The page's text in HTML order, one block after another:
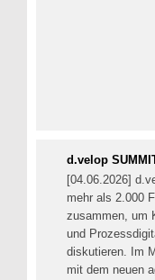
d.velop
[04.06.2026]
mehr als 2.000
zusammen, um
und
diskutieren. Im
mit dem neuen